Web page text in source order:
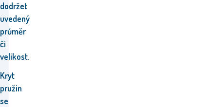
dodržet
uvedený
průměr
či
velikost.
Kryt
pružin
se